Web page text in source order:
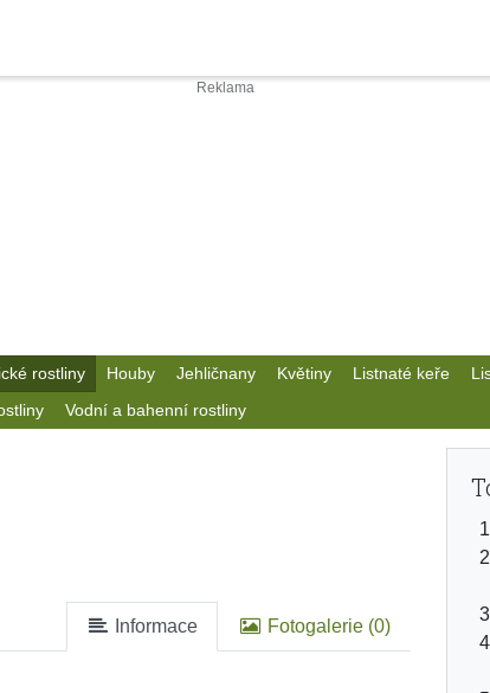
rostliny Houby Jehličnany Květiny Listnaté keře
Vodní a bahenní rostliny
Informace Fotogalerie (0)